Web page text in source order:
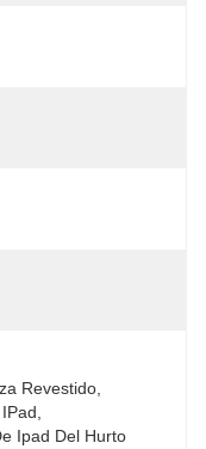
Revestido
Ipad Del Hurto